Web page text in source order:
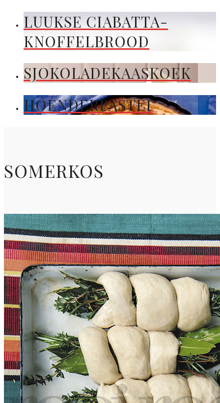
LUUKSE CIABATTA-
KNOFFELBROOD
SJOKOLADEKAASKOEK
HOENDERPASTEI
SOMERKOS